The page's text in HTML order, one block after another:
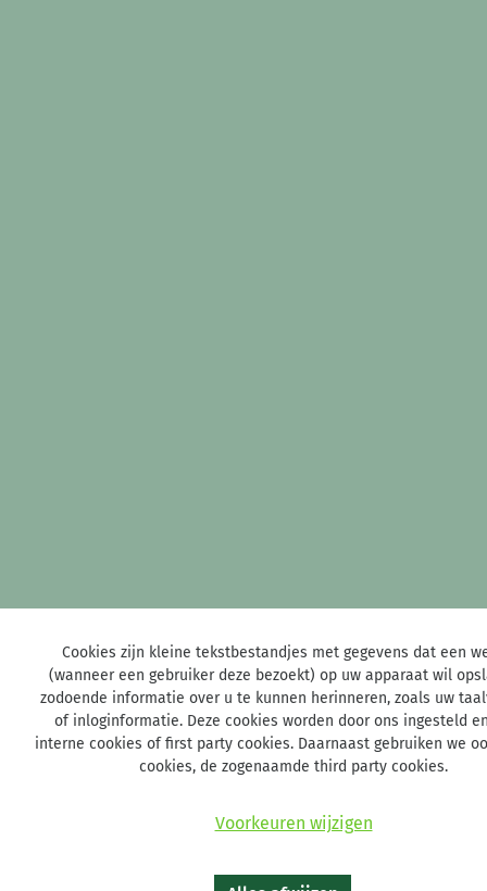
Cookies zijn kleine tekstbestandjes met gegevens dat een
(wanneer een gebruiker deze bezoekt) op uw apparaat wil
zodoende informatie over u te kunnen herinneren, zoals uw
of inloginformatie. Deze cookies worden door ons ingesteld
interne cookies of first party cookies. Daarnaast gebruiken we
cookies, de zogenaamde third party cookies.
Voorkeuren wijzigen